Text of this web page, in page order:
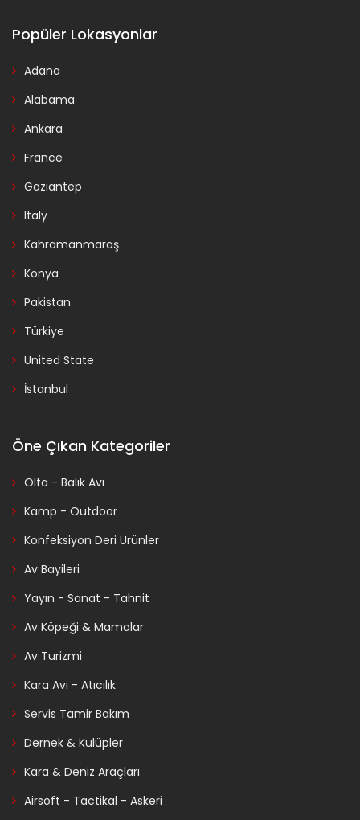
Popüler Lokasyonlar
Adana
Alabama
Ankara
France
Gaziantep
Italy
Kahramanmaraş
Konya
Pakistan
Türkiye
United State
İstanbul
Öne Çıkan Kategoriler
Olta - Balık Avı
Kamp - Outdoor
Konfeksiyon Deri Ürünler
Av Bayileri
Yayın - Sanat - Tahnit
Av Köpeği & Mamalar
Av Turizmi
Kara Avı - Atıcılık
Servis Tamir Bakım
Dernek & Kulüpler
Kara & Deniz Araçları
Airsoft - Tactikal - Askeri